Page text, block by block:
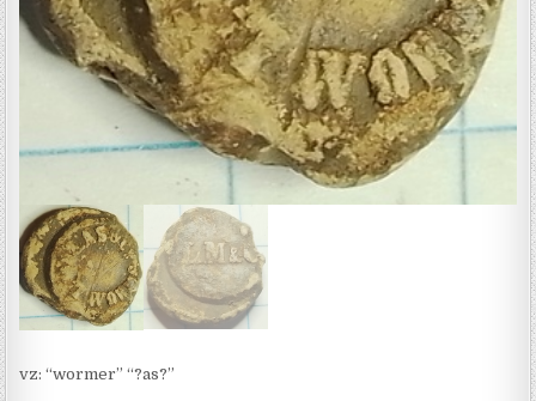
vz: “wormer” “?as?”